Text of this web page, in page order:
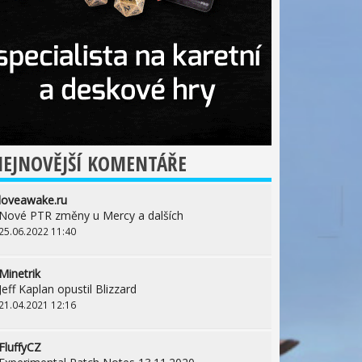
KOMENTÁŘE
PTR změny u Mercy a dalších
11:40
Kaplan opustil Blizzard
12:16